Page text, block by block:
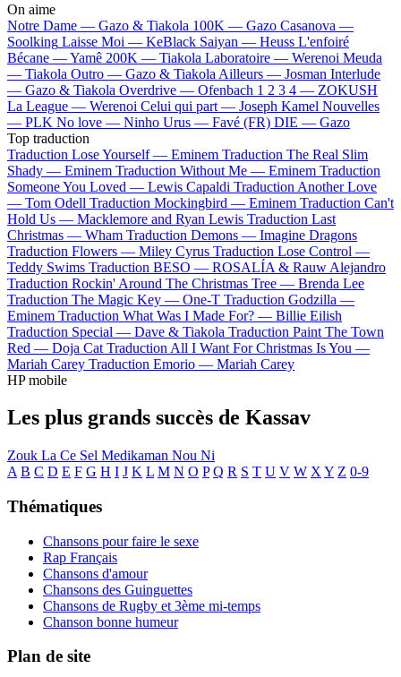
On aime
Notre Dame — Gazo & Tiakola 100K — Gazo Casanova —
Soolking Laisse Moi — KeBlack Saiyan — Heuss L'enfoiré
Bécane —Yamê 200K — Tiakola Laboratoire — Werenoi Meuda
— Tiakola Outro — Gazo & Tiakola Ailleurs — Josman Interlude
— Gazo & Tiakola Overdrive — Ofenbach 1 2 3 4 — ZOKUSH
La League — Werenoi Celui qui part — Joseph Kamel Nouvelles
— PLK No love — Ninho Urus — Favé (FR) DIE — Gazo
Top traduction
Traduction Lose Yourself — Eminem Traduction The Real Slim
Shady — Eminem Traduction Without Me — Eminem Traduction
Someone You Loved — Lewis Capaldi Traduction Another Love
— Tom Odell Traduction Mockingbird — Eminem Traduction Can't
Hold Us — Macklemore and Ryan Lewis Traduction Last
Christmas — Wham Traduction Demons — Imagine Dragons
Traduction Flowers — Miley Cyrus Traduction Lose Control —
Teddy Swims Traduction BESO — ROSALÍA & Rauw Alejandro
Traduction Rockin' Around The Christmas Tree — Brenda Lee
Traduction The Magic Key — One-T Traduction Godzilla —
Eminem Traduction What Was I Made For? — Billie Eilish
Traduction Special — Dave & Tiakola Traduction Paint The Town
Red — Doja Cat Traduction All I Want For Christmas Is You —
Mariah Carey Traduction Emorio — Mariah Carey
HP mobile
Les plus grands succès de Kassav
Zouk La Ce Sel Medikaman Nou Ni
A B C D E F G H I J K L M N O P Q R S T U V W X Y Z 0-9
Thématiques
Chansons pour faire le sexe
Rap Français
Chansons d'amour
Chansons des Guinguettes
Chansons de Rugby et 3ème mi-temps
Chanson bonne humeur
Plan de site